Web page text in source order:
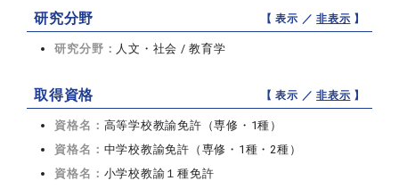
研究分野 【 表示 ／非表示 】
研究分野： 人文・社会 / 教育学
取得資格 【 表示 ／非表示 】
資格名： 高等学校教諭免許（専修・1種）
資格名： 中学校教諭免許（専修・1種・2種）
資格名： 小学校教諭１種免許